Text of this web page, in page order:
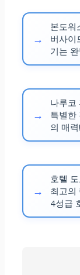
본도워
버사이
기는
나루코
특별한
의 매력
호텔
최고의
4성급